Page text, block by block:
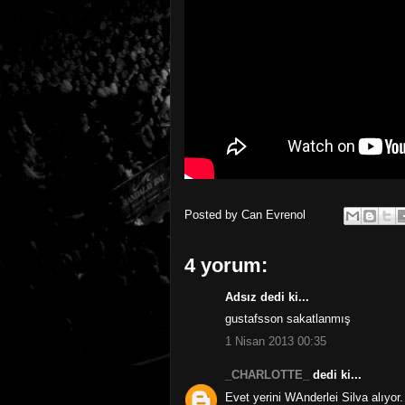
Posted by Can Evrenol
4 yorum:
Adsız dedi ki...
gustafsson sakatlanmış
1 Nisan 2013 00:35
_CHARLOTTE_
dedi ki...
Evet yerini WAnderlei Silva alıyor.